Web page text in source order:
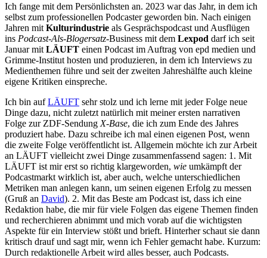
Ich fange mit dem Persönlichsten an. 2023 war das Jahr, in dem ich
selbst zum professionellen Podcaster geworden bin. Nach einigen
Jahren mit Kulturindustrie als Gesprächspodcast und Ausflügen
ins Podcast-Als-Blogersatz-Business mit dem Lexpod darf ich seit
Januar mit LÄUFT einen Podcast im Auftrag von epd medien und
Grimme-Institut hosten und produzieren, in dem ich Interviews zu
Medienthemen führe und seit der zweiten Jahreshälfte auch kleine
eigene Kritiken einspreche.
Ich bin aufLÄUFT sehr stolz und ich lerne mit jeder Folge neue
Dinge dazu, nicht zuletzt natürlich mit meiner ersten narrativen
Folge zur ZDF-Sendung X-Base, die ich zum Ende des Jahres
produziert habe. Dazu schreibe ich mal einen eigenen Post, wenn
die zweite Folge veröffentlicht ist. Allgemein möchte ich zur Arbeit
an LÄUFT vielleicht zwei Dinge zusammenfassend sagen: 1. Mit
LÄUFT ist mir erst so richtig klargeworden, wie umkämpft der
Podcastmarkt wirklich ist, aber auch, welche unterschiedlichen
Metriken man anlegen kann, um seinen eigenen Erfolg zu messen
(Gruß an David). 2. Mit das Beste am Podcast ist, dass ich eine
Redaktion habe, die mir für viele Folgen das eigene Themen finden
und recherchieren abnimmt und mich vorab auf die wichtigsten
Aspekte für ein Interview stößt und brieft. Hinterher schaut sie dann
kritisch drauf und sagt mir, wenn ich Fehler gemacht habe. Kurzum:
Durch redaktionelle Arbeit wird alles besser, auch Podcasts.